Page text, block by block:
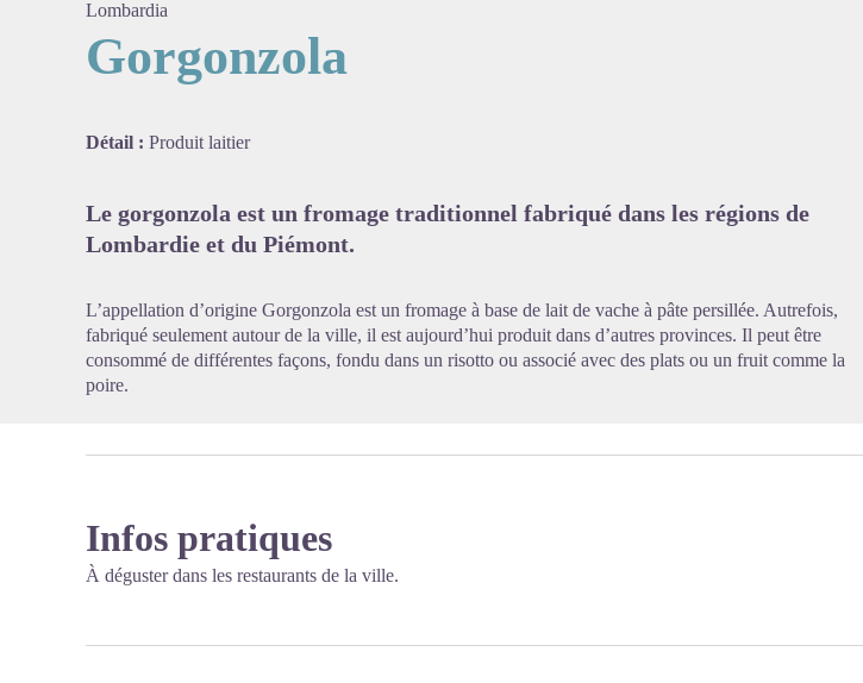
Lombardia
Gorgonzola
Détail : Produit laitier
Le gorgonzola est un fromage traditionnel fabriqué dans les régions de
Lombardie et du Piémont.
L’appellation d’origine Gorgonzola est un fromage à base de lait de vache à pâte persillée. Autrefois,
fabriqué seulement autour de la ville, il est aujourd’hui produit dans d’autres provinces. Il peut être
consommé de différentes façons, fondu dans un risotto ou associé avec des plats ou un fruit comme la
poire.
Infos pratiques
À déguster dans les restaurants de la ville.